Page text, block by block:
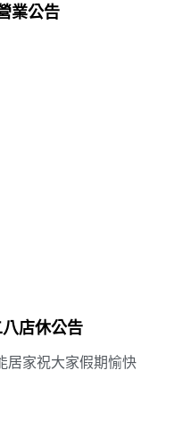
業公告
店休公告
居家祝大家假期愉快